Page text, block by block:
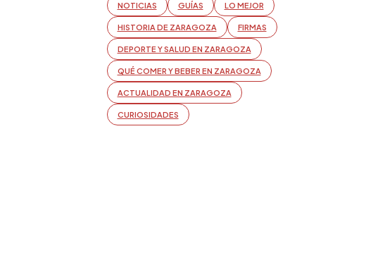
NOTICIAS GUÍAS LO MEJOR
HISTORIA DE ZARAGOZA FIRMAS
DEPORTE Y SALUD EN ZARAGOZA
QUÉ COMER Y BEBER EN ZARAGOZA
ACTUALIDAD EN ZARAGOZA
CURIOSIDADES